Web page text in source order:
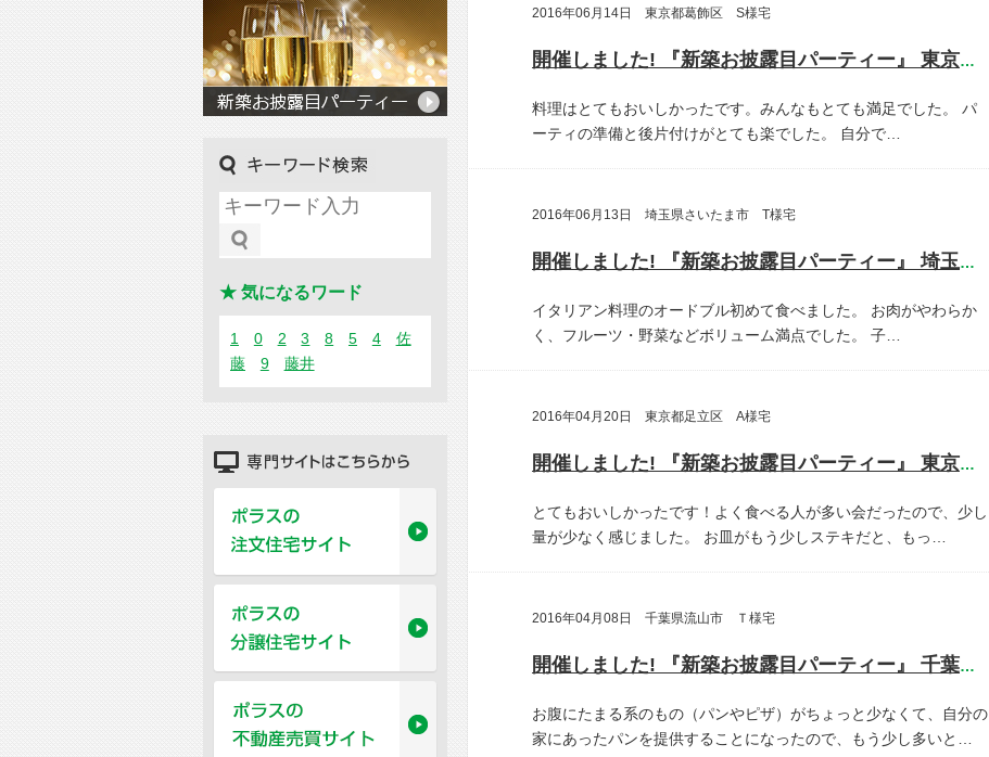
2016年06月14日 東京都葛飾区 S様宅
開催しました! 『新築お披露目パーティー』 東京都葛飾区 S様宅
料理はとてもおいしかったです。みんなもとても満足でした。
パ
ーティの準備と後片付けがとても楽でした。
自分で…
2016年06月13日 埼玉県さいたま市 T様宅
開催しました! 『新築お披露目パーティー』 埼玉県さいたま市 T様宅
イタリアン料理のオードブル初めて食べました。
お肉がやわらか
く、フルーツ・野菜などボリューム満点でした。
子…
2016年04月20日 東京都足立区 A様宅
開催しました! 『新築お披露目パーティー』 東京都足立区 A様宅
とてもおいしかったです！よく食べる人が多い会だったので、少し
量が少なく感じました。
お皿がもう少しステキだと、もっ…
2016年04月08日 千葉県流山市 Ｔ様宅
開催しました! 『新築お披露目パーティー』 千葉県流山市 T様宅
お腹にたまる系のもの（パンやピザ）がちょっと少なくて、自分の
家にあったパンを提供することになったので、もう少し多いと…
★ 気になるワード
1 0 2 3 8 5 4
佐
藤
9 藤井